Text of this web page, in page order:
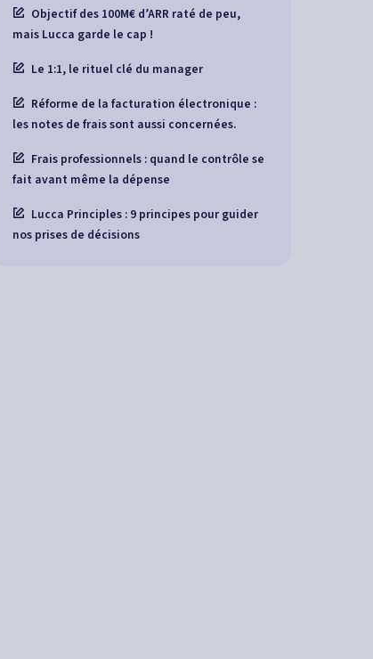
Objectif des 100M€ d’ARR raté de peu,
mais Lucca garde le cap !
Le 1:1, le rituel clé du manager
Réforme de la facturation électronique :
les notes de frais sont aussi concernées.
Frais professionnels : quand le contrôle se
fait avant même la dépense
Lucca Principles : 9 principes pour guider
nos prises de décisions